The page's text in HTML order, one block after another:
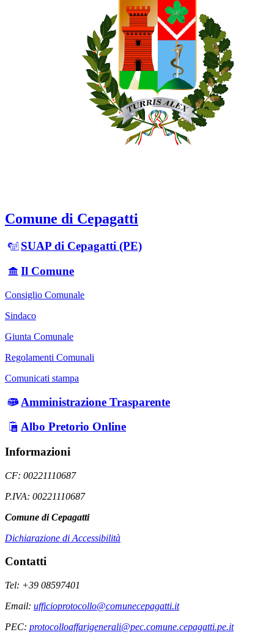
Comune di Cepagatti
SUAP di Cepagatti (PE)
Il Comune
Consiglio Comunale
Sindaco
Giunta Comunale
Regolamenti Comunali
Comunicati stampa
Amministrazione Trasparente
Albo Pretorio Online
Informazioni
CF: 00221110687
P.IVA: 00221110687
Comune di Cepagatti
Dichiarazione di Accessibilità
Contatti
Tel: +39 08597401
Email: ufficioprotocollo@comunecepagatti.it
PEC: protocolloaffarigenerali@pec.comune.cepagatti.pe.it